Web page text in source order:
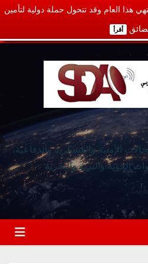
هذا العام وقد تتحول حملة دولية لتأمين
أقرأ
الأمنية والعسكرية والدفاعية،
الجوية والبرية والبحرية